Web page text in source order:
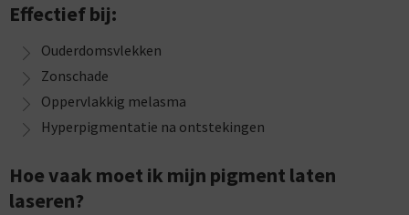
Effectief bij:
Ouderdomsvlekken
Zonschade
Oppervlakkig melasma
Hyperpigmentatie na ontstekingen
Hoe vaak moet ik mijn pigment laten
laseren?